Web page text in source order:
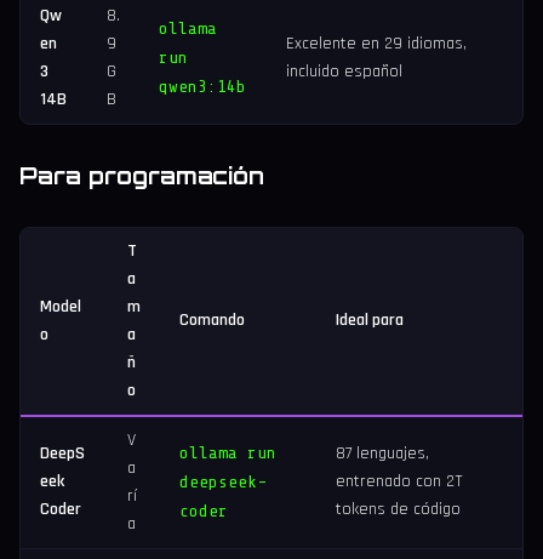
Qw
en
3
14B
8.
9
G
B
ollama
run
qwen3:14b
Excelente en 29 idiomas,
incluido español
Para programación
Model
o
T
a
m
a
ñ
o
Comando Ideal para
DeepS
eek
Coder
V
a
rí
a
ollama run
deepseek-
coder
87 lenguajes,
entrenado con 2T
tokens de código